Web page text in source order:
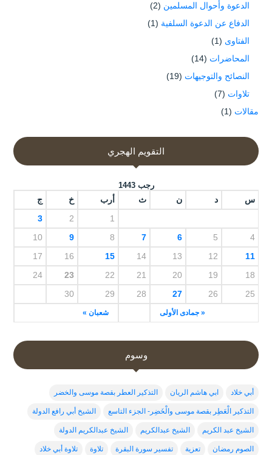
الدعوة وأحوال المسلمين (2)
الدفاع عن الدعوة السلفية (1)
الفتاوى (1)
المحاضرات (14)
النصائح والتوجيهات (19)
تلاوات (7)
مقالات (1)
التقويم الهجري
رجب 1443
س د ن ث أرب خ ج
« جمادى الأولى شعبان »
1
2
3
4
5
6
7
8
9
10
11
12
13
14
15
16
17
18
19
20
21
22
23
24
25
26
27
28
29
30
وسوم
أبي خلاد ابي هاشم الريان التذكير العطر بقصة موسى والخضر
التذكير الْعَطِر بقصة موسى والْخَضِر- الجزء التاسع الشيخ أبي رافع الدولة
الشيخ عبد الكريم الشيخ عبدالكريم الشيخ عبدالكريم الدولة
الصوم رمضان تعزية تفسير سورة البقرة تلاوة تلاوة أبي خلاد